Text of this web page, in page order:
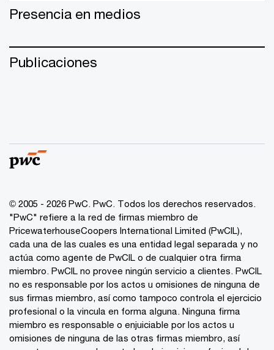
Presencia en medios
Publicaciones
© 2005 - 2026 PwC. PwC. Todos los derechos reservados.
"PwC" refiere a la red de firmas miembro de
PricewaterhouseCoopers International Limited (PwCIL),
cada una de las cuales es una entidad legal separada y no
actúa como agente de PwCIL o de cualquier otra firma
miembro. PwCIL no provee ningún servicio a clientes. PwCIL
no es responsable por los actos u omisiones de ninguna de
sus firmas miembro, así como tampoco controla el ejercicio
profesional o la vincula en forma alguna. Ninguna firma
miembro es responsable o enjuiciable por los actos u
omisiones de ninguna de las otras firmas miembro, así